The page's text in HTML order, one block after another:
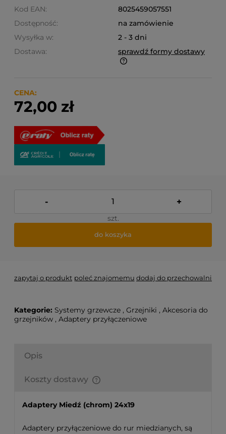
Kod EAN:
8025459057551
Dostępność:
na zamówienie
Wysyłka w:
2 - 3 dni
Dostawa:
sprawdź formy dostawy
produktów które się w nim znajdują.
CENA:
72,00 zł
- +
szt.
do koszyka
zapytaj o produkt poleć znajomemu dodaj do przechowalni
Kategorie: Systemy grzewcze , Grzejniki , Akcesoria do
grzejników , Adaptery przyłączeniowe
Opis
Koszty dostawy
produktów które się w nim znajdują.
Adaptery Miedź (chrom) 24x19
Adaptery przyłączeniowe do rur miedzianych, są